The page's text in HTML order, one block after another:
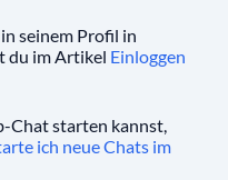
seinem Profil in
du im Artikel Einloggen
Chat starten kannst,
ich neue Chats im